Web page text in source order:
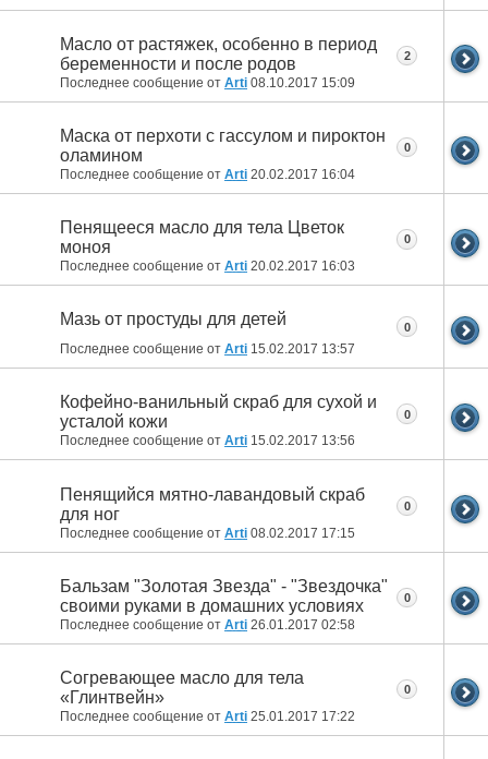
Масло от растяжек, особенно в период
беременности и после родов
Последнее сообщение от Arti 08.10.2017 15:09
2
Маска от перхоти с гассулом и пироктон
оламином
Последнее сообщение от Arti 20.02.2017 16:04
0
Пенящееся масло для тела Цветок
моноя
Последнее сообщение от Arti 20.02.2017 16:03
0
Мазь от простуды для детей
Последнее сообщение от Arti 15.02.2017 13:57
0
Кофейно-ванильный скраб для сухой и
усталой кожи
Последнее сообщение от Arti 15.02.2017 13:56
0
Пенящийся мятно-лавандовый скраб
для ног
Последнее сообщение от Arti 08.02.2017 17:15
0
Бальзам "Золотая Звезда" - "Звездочка"
своими руками в домашних условиях
Последнее сообщение от Arti 26.01.2017 02:58
0
Согревающее масло для тела
«Глинтвейн»
Последнее сообщение от Arti 25.01.2017 17:22
0